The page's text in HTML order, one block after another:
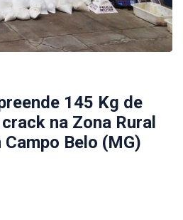
145 Kg de
na Zona Rural
Belo (MG)